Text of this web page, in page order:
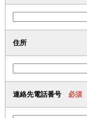
住所
連絡先電話番号 必須